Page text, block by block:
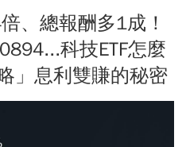
、總報酬多1成！
科技ETF怎麼
」息利雙賺的秘密